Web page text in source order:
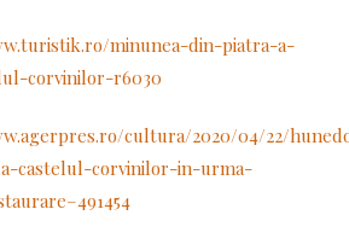
minunea-din-piatra-a-
corvinilor-r6030
cultura/2020/04/22/
castelul-corvinilor-in-urma-